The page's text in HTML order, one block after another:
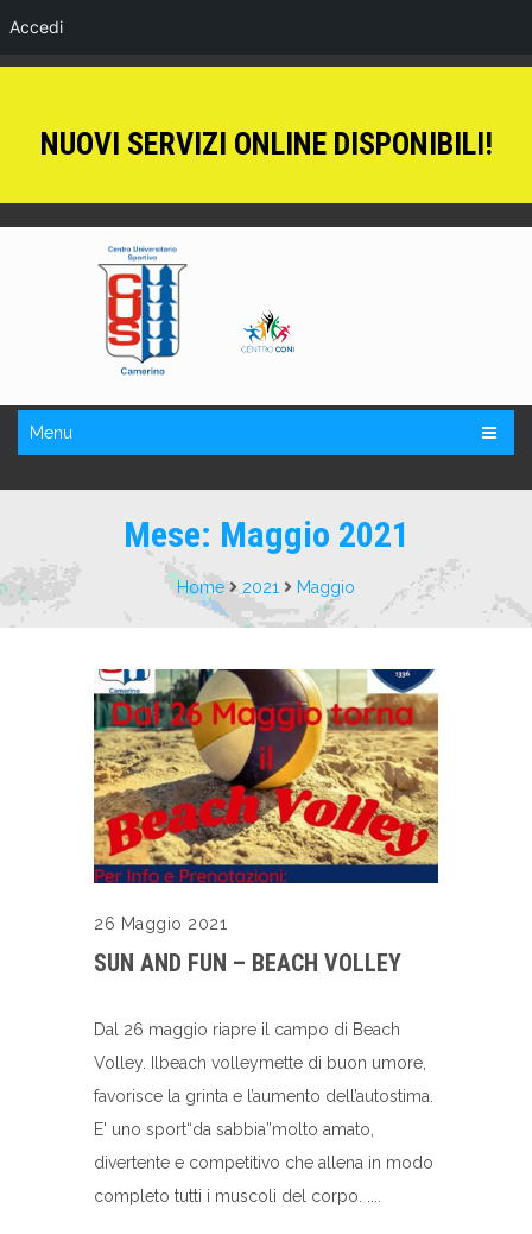
Accedi
NUOVI SERVIZI ONLINE DISPONIBILI!
Menu
Mese: Maggio 2021
Home 2021 Maggio
26 Maggio 2021
SUN AND FUN – BEACH VOLLEY
Dal 26 maggio riapre il campo di Beach
Volley. Ilbeach volleymette di buon umore,
favorisce la grinta e l’aumento dell’autostima.
E' uno sport“da sabbia”molto amato,
divertente e competitivo che allena in modo
completo tutti i muscoli del corpo. ....